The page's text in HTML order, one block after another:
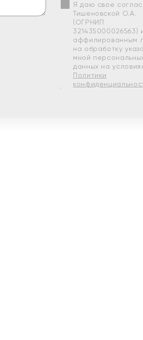
Я даю свое
Тишеновской О.А.
(ОГРНИП
321435000026563)
аффилированным
на обработку
мной
данных на
Политики